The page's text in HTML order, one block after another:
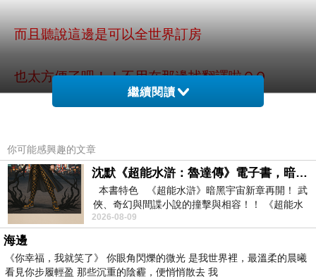
而且聽說這邊是可以全世界訂房
也太方便了吧！！不用在那邊找翻譯啦ＱＱ
如果有興趣到這附近玩的，不妨可以看看喔！
PS.若您家裡有0~4歲的小朋友，點我進入索取免
費《迪士尼美語世界試用包》分享旅館訂房優惠
以下是 北京燕翔譚閣美飯店 - 北京 的介紹 如果
繼續閱讀
你可能感興趣的文章
沈默《超能水滸：魯達傳》電子書，暗黑宇宙新章，一一五年八月璀璨上架！
本書特色 《超能水滸》暗黑宇宙新章再開！ 武
俠、奇幻與間諜小說的撞擊與相容！！ 《超能水
滸》系列第四部
2026-08-09
海邊
《你幸福，我就笑了》 你眼角閃爍的微光 是我世界裡，最溫柔的晨曦
看見你步履輕盈 那些沉重的陰霾，便悄悄散去 我